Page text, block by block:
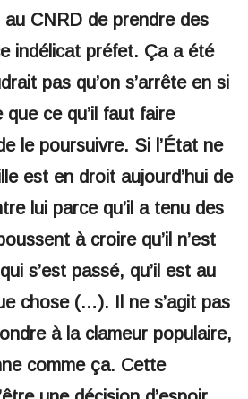
CNRD de prendre des
indélicat préfet. Ça a été
pas qu’on s’arrête en si
que ce qu’il faut faire
le poursuivre. Si l’État ne
est en droit aujourd’hui de
lui parce qu’il a tenu des
à croire qu’il n’est
s’est passé, qu’il est au
chose (…). Il ne s’agit pas
à la clameur populaire,
comme ça. Cette